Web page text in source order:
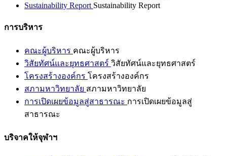
Sustainability Report Sustainability Report
การบริหาร
คณะผู้บริหาร คณะผู้บริหาร
วิสัยทัศน์และยุทธศาสตร์ วิสัยทัศน์และยุทธศาสตร์
โครงสร้างองค์กร โครงสร้างองค์กร
สภามหาวิทยาลัย สภามหาวิทยาลัย
การเปิดเผยข้อมูลสู่สาธารณะ การเปิดเผยข้อมูลสู่
สาธารณะ
บริจาคให้จุฬาฯ